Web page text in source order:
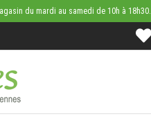
du mardi au samedi de 10h à 18h30.